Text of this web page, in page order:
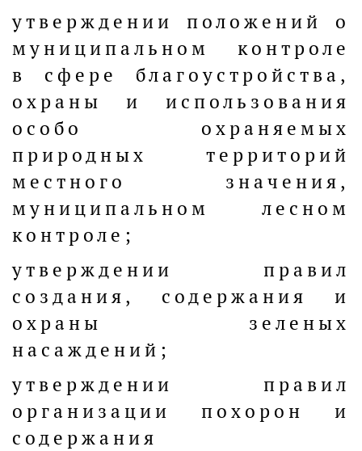
утверждении положений о
муниципальном контроле
в сфере благоустройства,
охраны и использования
особо охраняемых
природных территорий
местного значения,
муниципальном лесном
контроле;
утверждении правил
создания, содержания и
охраны зеленых
насаждений;
утверждении правил
организации похорон и
содержания